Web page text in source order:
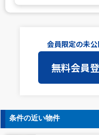
4. 個人情報取扱いの
当社は事業運営上、前
を外部に委託すること
護水準の高い委託先を
保持についての契約を
5. 個人情報の開示等の
ご本人様は、当社に対し
会員限定の未
無料会員
条件の近い物件